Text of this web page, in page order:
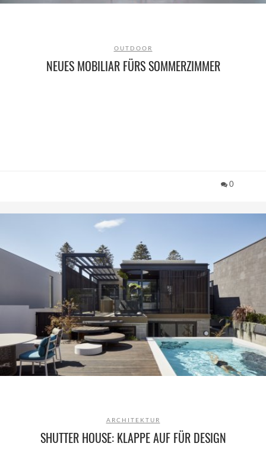
OUTDOOR
NEUES MOBILIAR FÜRS SOMMERZIMMER
0
ARCHITEKTUR
SHUTTER HOUSE: KLAPPE AUF FÜR DESIGN